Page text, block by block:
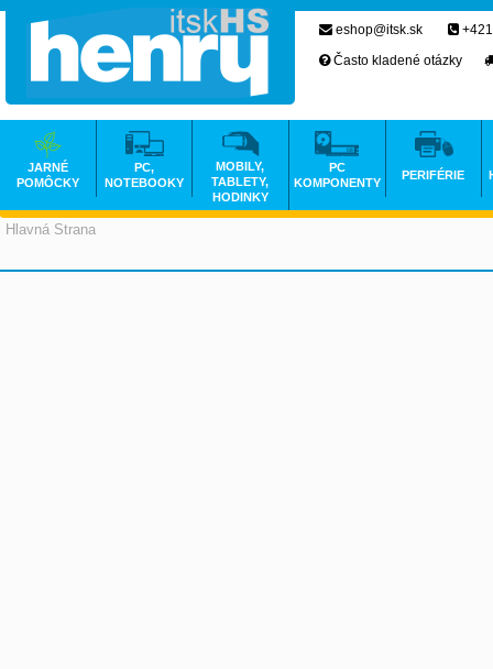
Hlavná Strana
eshop@itsk.sk
Často kladené otázky
JARNÉ
POMÔCKY
PC,
NOTEBOOKY
MOBILY,
TABLETY,
HODINKY
PC
KOMPONENTY
PERIFÉRIE